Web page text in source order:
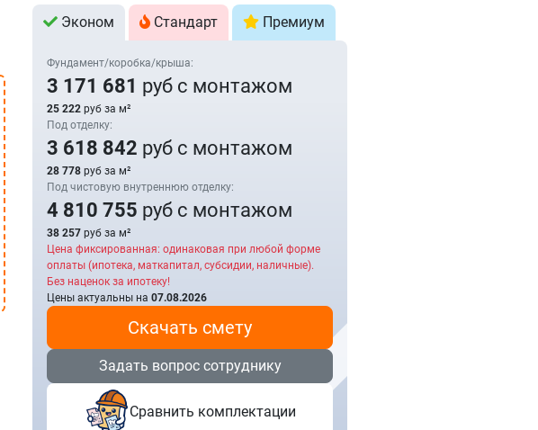
Эконом Стандарт Премиум
Фундамент/коробка/крыша:
3 171 681 руб с монтажом
25 222 руб за м²
Под отделку:
3 618 842 руб с монтажом
28 778 руб за м²
Под чистовую внутреннюю отделку:
4 810 755 руб с монтажом
38 257 руб за м²
Цена фиксированная: одинаковая при любой форме
оплаты (ипотека, маткапитал, субсидии, наличные).
Без наценок за ипотеку!
Цены актуальны на 07.08.2026
Скачать смету
Задать вопрос сотруднику
Сравнить комплектации